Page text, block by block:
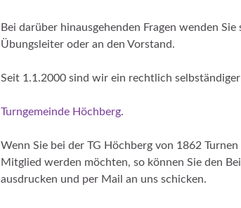
Bei darüber hinausgehenden Fragen wenden
Übungsleiter oder an den Vorstand.
Seit 1.1.2000 sind wir ein rechtlich
Turngemeinde Höchberg.
Wenn Sie bei der TG Höchberg von 1862
Mitglied werden möchten, so können Sie den
ausdrucken und per Mail an uns schicken.